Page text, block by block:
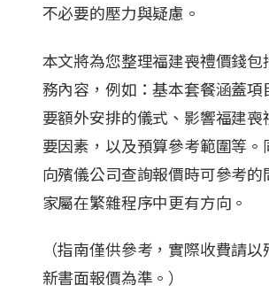
不必要的壓力與疑慮。
本文將為您整理福建喪禮價錢包
務內容，例如：基本套餐涵蓋項
要額外安排的儀式、影響福建喪
要因素，以及預算參考範圍等。
向殯儀公司查詢報價時可參考的
家屬在繁雜程序中更有方向。
（指南僅供參考，實際收費請
新書面報價為準。）